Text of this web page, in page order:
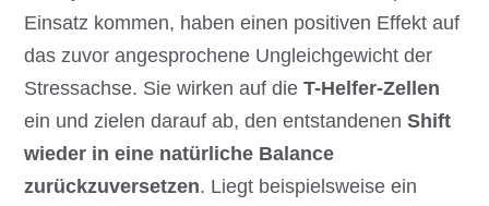
Einsatz kommen, haben einen positiven Effekt auf
das zuvor angesprochene Ungleichgewicht der
Stressachse. Sie wirken auf dieT-Helfer-Zellen
ein und zielen darauf ab, den entstandenenShift
wieder in eine natürliche Balance
zurückzuversetzen. Liegt beispielsweise ein